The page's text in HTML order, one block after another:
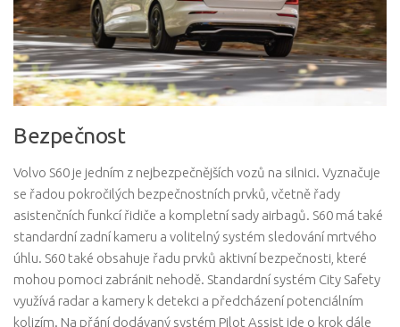
Bezpečnost
Volvo S60 je jedním z nejbezpečnějších vozů na silnici. Vyznačuje
se řadou pokročilých bezpečnostních prvků, včetně řady
asistenčních funkcí řidiče a kompletní sady airbagů. S60 má také
standardní zadní kameru a volitelný systém sledování mrtvého
úhlu. S60 také obsahuje řadu prvků aktivní bezpečnosti, které
mohou pomoci zabránit nehodě. Standardní systém City Safety
využívá radar a kamery k detekci a předcházení potenciálním
kolizím. Na přání dodávaný systém Pilot Assist jde o krok dále